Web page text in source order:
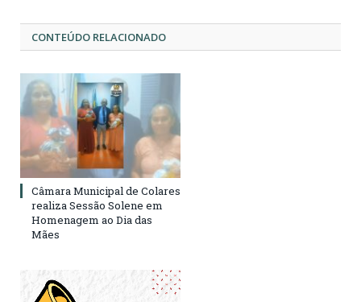
CONTEÚDO RELACIONADO
Câmara Municipal de Colares
realiza Sessão Solene em
Homenagem ao Dia das
Mães